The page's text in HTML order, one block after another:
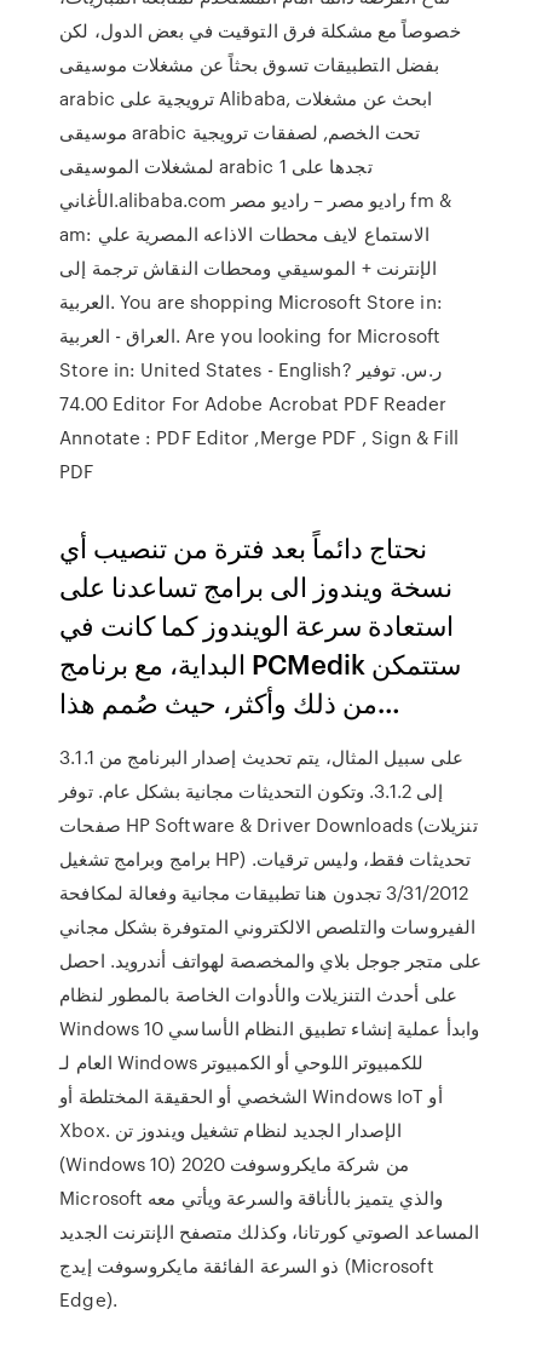
خصوصاً مع مشكلة فرق التوقيت في بعض الدول، لكن
بفضل التطبيقات تسوق بحثاً عن مشغلات موسيقى
arabic ترويجية على Alibaba, ابحث عن مشغلات
موسيقى arabic تحت الخصم, لصفقات ترويجية
لمشغلات الموسيقى arabic تجدها على 1
الأغاني.alibaba.com راديو مصر – راديو مصر fm &
am: الاستماع لايف محطات الاذاعه المصرية علي
الإنترنت + الموسيقي ومحطات النقاش ترجمة إلى
العربية. You are shopping Microsoft Store in:
العراق - العربية. Are you looking for Microsoft
Store in: United States - English? توفير ‪ر.س.‏‎
74.00‬ Editor For Adobe Acrobat PDF Reader
Annotate : PDF Editor ,Merge PDF , Sign & Fill
PDF
نحتاج دائماً بعد فترة من تنصيب أي
نسخة ويندوز الى برامج تساعدنا على
استعادة سرعة الويندوز كما كانت في
البداية، مع برنامج PCMedik ستتمكن
من ذلك وأكثر، حيث صُمم هذا…
على سبيل المثال، يتم تحديث إصدار البرنامج من 3.1.1
إلى 3.1.2. وتكون التحديثات مجانية بشكل عام. توفر
صفحات HP Software & Driver Downloads (تنزيلات
برامج وبرامج تشغيل HP) تحديثات فقط، وليس ترقيات.
3/31/2012 تجدون هنا تطبيقات مجانية وفعالة لمكافحة
الفيروسات والتلصص الالكتروني المتوفرة بشكل مجاني
على متجر جوجل بلاي والمخصصة لهواتف أندرويد. احصل
على أحدث التنزيلات والأدوات الخاصة بالمطور لنظام
Windows 10 وابدأ عملية إنشاء تطبيق النظام الأساسي
العام لـ Windows للكمبيوتر اللوحي أو الكمبيوتر
الشخصي أو الحقيقة المختلطة أو Windows IoT أو
Xbox. الإصدار الجديد لنظام تشغيل ويندوز تن
(Windows 10) 2020 من شركة مايكروسوفت
Microsoft والذي يتميز بالأناقة والسرعة ويأتي معه
المساعد الصوتي كورتانا، وكذلك متصفح الإنترنت الجديد
ذو السرعة الفائقة مايكروسوفت إيدج (Microsoft
Edge).